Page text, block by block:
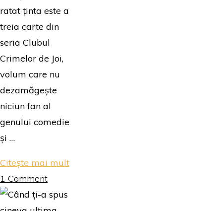
ratat ținta este a
treia carte din
seria Clubul
Crimelor de Joi,
volum care nu
dezamăgește
niciun fan al
genului comedie
și …
Citește mai mult"Glonțul
1 Comment